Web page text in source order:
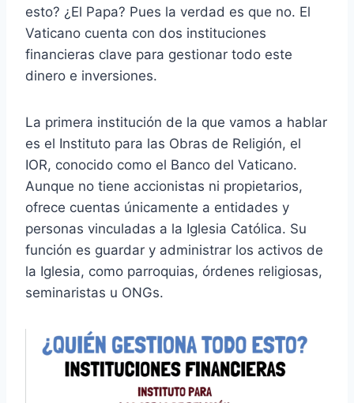
esto? ¿El Papa? Pues la verdad es que no. El
Vaticano cuenta con dos instituciones
financieras clave para gestionar todo este
dinero e inversiones.
La primera institución de la que vamos a hablar
es el Instituto para las Obras de Religión, el
IOR, conocido como el Banco del Vaticano.
Aunque no tiene accionistas ni propietarios,
ofrece cuentas únicamente a entidades y
personas vinculadas a la Iglesia Católica. Su
función es guardar y administrar los activos de
la Iglesia, como parroquias, órdenes religiosas,
seminaristas u ONGs.